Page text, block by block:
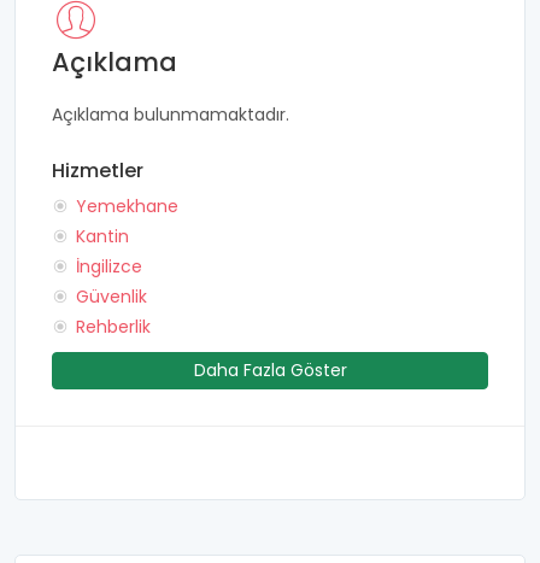
Açıklama
Açıklama bulunmamaktadır.
Hizmetler
Yemekhane
Kantin
İngilizce
Güvenlik
Rehberlik
Daha Fazla Göster